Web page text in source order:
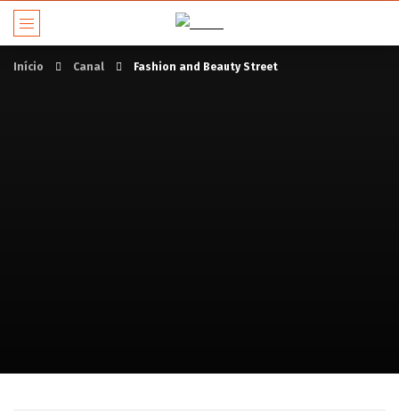
Início Canal Fashion and Beauty Street